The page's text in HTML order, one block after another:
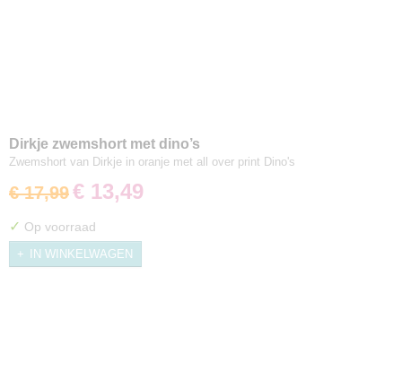
Dirkje zwemshort met dino’s
Zwemshort van Dirkje in oranje met all over print Dino's
€ 17,99€ 13,49
✓ Op voorraad
IN WINKELWAGEN